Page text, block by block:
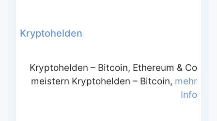
Kryptohelden
Kryptohelden – Bitcoin, Ethereum & Co
meistern Kryptohelden – Bitcoin, mehr
Info